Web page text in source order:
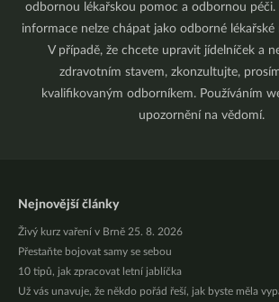
odbornou lékařskou pomoc a odbornou péči.
informace nelze chápat jako odborné
V případě, že chcete upravit jídelníček a
zdravotním stavem, zkonzultujte,
kvalifikovaným odborníkem. Používáním
upozornění na vědomí.
Nejnovější články
Živý kurz vaření v Brně 25. 8. 2026
Přestaňte bojovat samy se sebou
10 tipů, jak zpracovat letní jablíčka
Už vás unavuje, že někdo pořád řeší, jak byste měla